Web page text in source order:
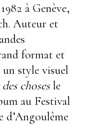
à Genève,
Auteur et
format et
style visuel
chosesle
au Festival
d’Angoulême